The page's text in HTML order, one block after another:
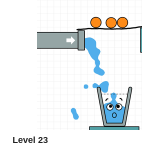
Level 23